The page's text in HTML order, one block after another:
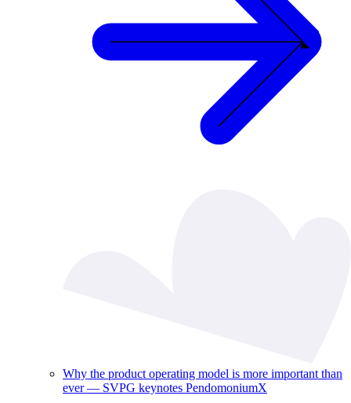
Why the product operating model is more important than
ever — SVPG keynotes PendomoniumX